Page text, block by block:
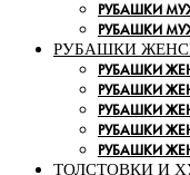
РУБАШКИ
РУБАШКИ
РУБАШКИ
РУБАШКИ
РУБАШКИ
РУБАШКИ
РУБАШКИ
РУБАШКИ
ТОЛСТОВКИ И